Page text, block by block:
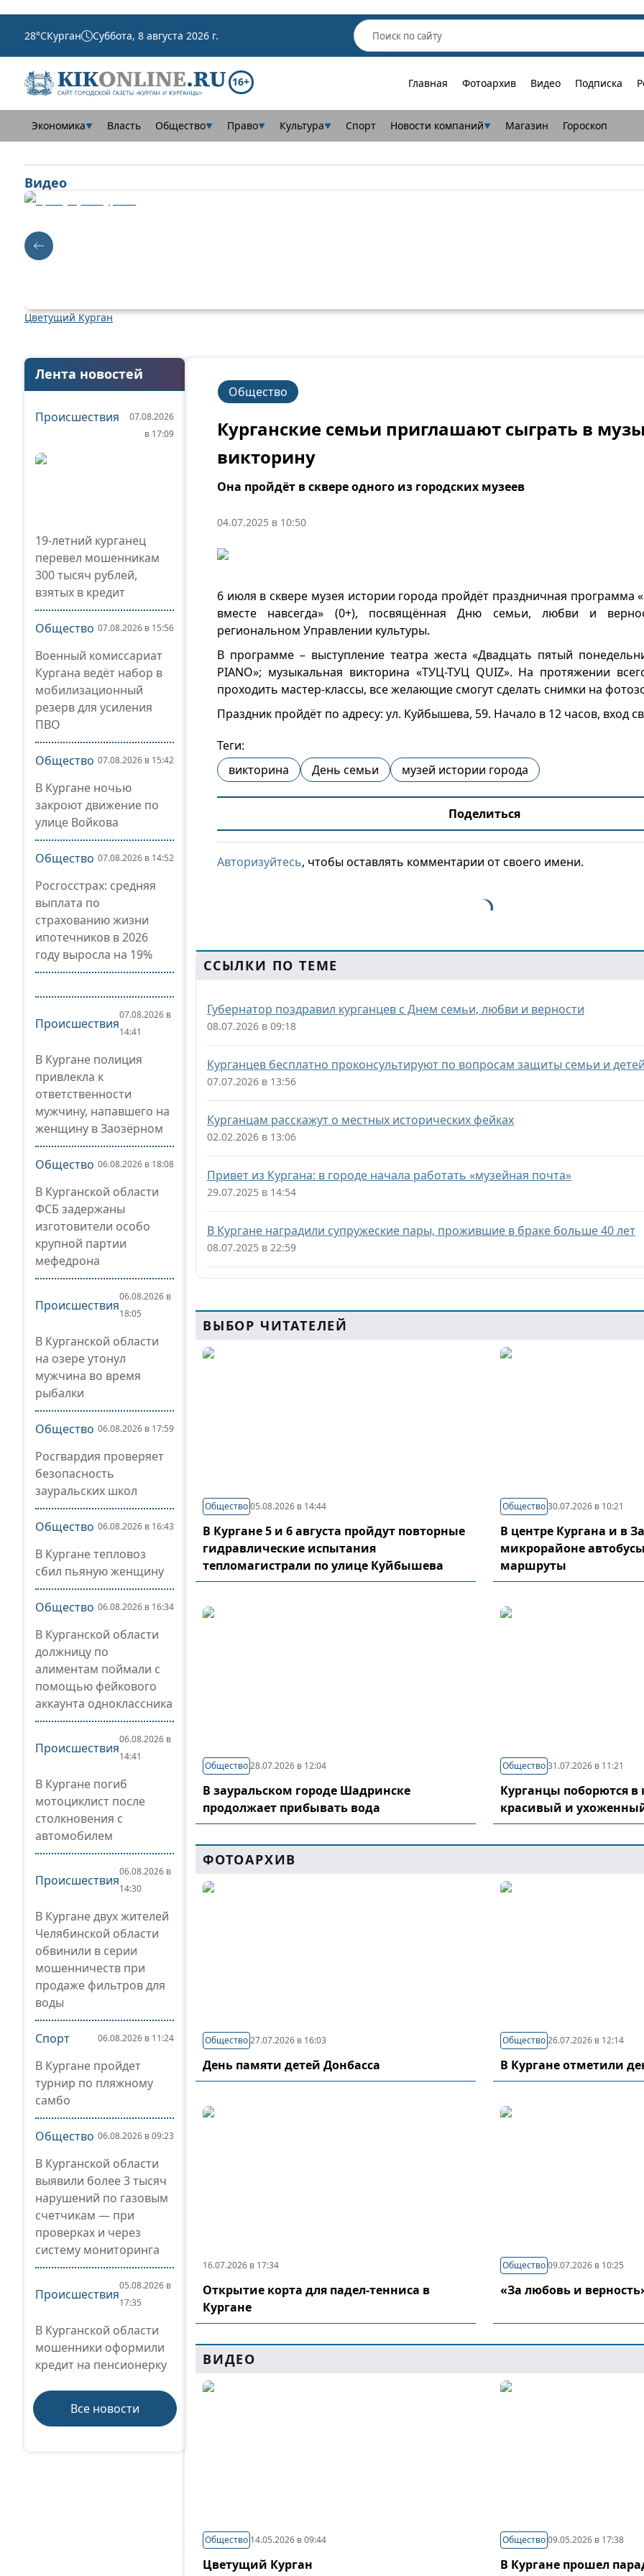
28°CКурган Суббота, 8 августа 2026 г.
16+ Главная Фотоархив Видео Подписка
Экономика▼ Власть Общество▼ Право▼ Культура▼ Спорт Новости компаний▼ Магазин Гороскоп
Видео
Цветущий Курган
Лента новостей
Происшествия
07.08.2026
в 17:09
19-летний курганец
перевел мошенникам
300 тысяч рублей,
взятых в кредит
Общество 07.08.2026 в 15:56
Военный комиссариат
Кургана ведёт набор в
мобилизационный
резерв для усиления
ПВО
Общество 07.08.2026 в 15:42
В Кургане ночью
закроют движение по
улице Войкова
Общество 07.08.2026 в 14:52
Росгосстрах: средняя
выплата по
страхованию жизни
ипотечников в 2026
году выросла на 19%
Происшествия
07.08.2026 в
14:41
В Кургане полиция
привлекла к
ответственности
мужчину, напавшего на
женщину в Заозёрном
Общество 06.08.2026 в 18:08
В Курганской области
ФСБ задержаны
изготовители особо
крупной партии
мефедрона
Происшествия
06.08.2026 в
18:05
В Курганской области
на озере утонул
мужчина во время
рыбалки
Общество 06.08.2026 в 17:59
Росгвардия проверяет
безопасность
зауральских школ
Общество 06.08.2026 в 16:43
В Кургане тепловоз
сбил пьяную женщину
Общество 06.08.2026 в 16:34
В Курганской области
должницу по
алиментам поймали с
помощью фейкового
аккаунта одноклассника
Происшествия
06.08.2026 в
14:41
В Кургане погиб
мотоциклист после
столкновения с
автомобилем
Происшествия
06.08.2026 в
14:30
В Кургане двух жителей
Челябинской области
обвинили в серии
мошенничеств при
продаже фильтров для
воды
Спорт 06.08.2026 в 11:24
В Кургане пройдет
турнир по пляжному
самбо
Общество 06.08.2026 в 09:23
В Курганской области
выявили более 3 тысяч
нарушений по газовым
счетчикам — при
проверках и через
систему мониторинга
Происшествия
05.08.2026 в
17:35
В Курганской области
мошенники оформили
кредит на пенсионерку
Все новости
Общество
Курганские семьи приглашают сыграть в
викторину
Она пройдёт в сквере одного из городских музеев
04.07.2025 в 10:50
6 июля в сквере музея истории города пройдёт праздничная программа
вместе навсегда» (0+), посвящённая Дню семьи, любви и
региональном Управлении культуры.
В программе – выступление театра жеста «Двадцать пятый
PIANO»; музыкальная викторина «ТУЦ-ТУЦ QUIZ». На протяжении
проходить мастер-классы, все желающие смогут сделать снимки на
Праздник пройдёт по адресу: ул. Куйбышева, 59. Начало в 12 часов, вход
Теги:
викторина
День семьи музей истории города
Поделиться
Авторизуйтесь, чтобы оставлять комментарии от своего имени.
ССЫЛКИ ПО ТЕМЕ
Губернатор поздравил курганцев с Днем семьи, любви и верности
08.07.2026 в 09:18
Курганцев бесплатно проконсультируют по вопросам защиты семьи и
07.07.2026 в 13:56
Курганцам расскажут о местных исторических фейках
02.02.2026 в 13:06
Привет из Кургана: в городе начала работать «музейная почта»
29.07.2025 в 14:54
В Кургане наградили супружеские пары, прожившие в браке больше 40 лет
08.07.2025 в 22:59
ВЫБОР ЧИТАТЕЛЕЙ
Общество05.08.2026 в 14:44
В Кургане 5 и 6 августа пройдут повторные
гидравлические испытания
тепломагистрали по улице Куйбышева
Общество 30.07.2026 в 10:21
В центре Кургана и в
микрорайоне
маршруты
Общество28.07.2026 в 12:04
В зауральском городе Шадринске
продолжает прибывать вода
Общество 31.07.2026 в 11:21
Курганцы поборются
красивый и
ФОТОАРХИВ
Общество27.07.2026 в 16:03
День памяти детей Донбасса
Общество 26.07.2026 в 12:14
В Кургане отметили
16.07.2026 в 17:34
Открытие корта для падел-тенниса в
Кургане
Общество 09.07.2026 в 10:25
«За любовь и
ВИДЕО
Общество 14.05.2026 в 09:44
Цветущий Курган
Общество 09.05.2026 в 17:38
В Кургане прошел